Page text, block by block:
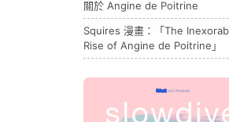
關於 Angine de Poitrine
Squires 漫畫：「The
Rise of Angine de Poitrine」